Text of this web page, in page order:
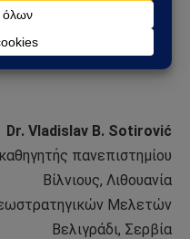
είτε η φυγή
το 1948-
αραβοϊσραηλινού
Dr. Vladislav B. Sotirović
πανεπιστημίου
Βίλνιους, Λιθουανία
Μελετών
Βελιγράδι, Σερβία